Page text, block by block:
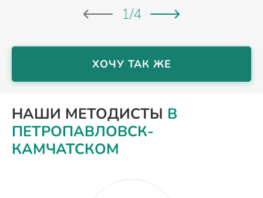
1/4
ХОЧУ ТАК ЖЕ
НАШИ МЕТОДИСТЫ В
ПЕТРОПАВЛОВСК-
КАМЧАТСКОМ